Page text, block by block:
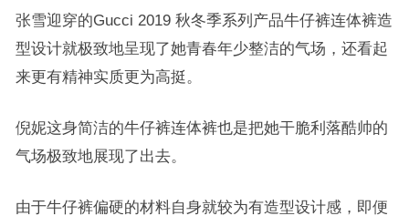
张雪迎穿的Gucci 2019 秋冬季系列产品牛仔裤连体裤造
型设计就极致地呈现了她青春年少整洁的气场，还看起
来更有精神实质更为高挺。
倪妮这身简洁的牛仔裤连体裤也是把她干脆利落酷帅的
气场极致地展现了出去。
由于牛仔裤偏硬的材料自身就较为有造型设计感，即便